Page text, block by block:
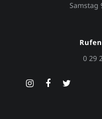
Samstag
0 29